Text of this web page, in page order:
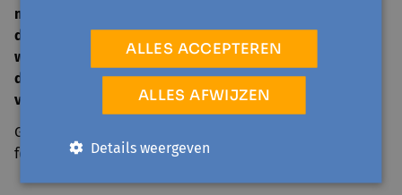
ma
di
9 u. - 12 u. | 14 u. - 16 u.
woe
do
9 u. - 12 u. | 14 u. - 16 u.
vrij
Gesloten tijdens schoolvakanties en op officiële
feestdagen.
ALLES ACCEPTEREN
ALLES AFWIJZEN
Details weergeven